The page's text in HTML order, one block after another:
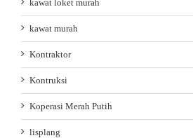
kawat loket murah
kawat murah
Kontraktor
Kontruksi
Koperasi Merah Putih
lisplang